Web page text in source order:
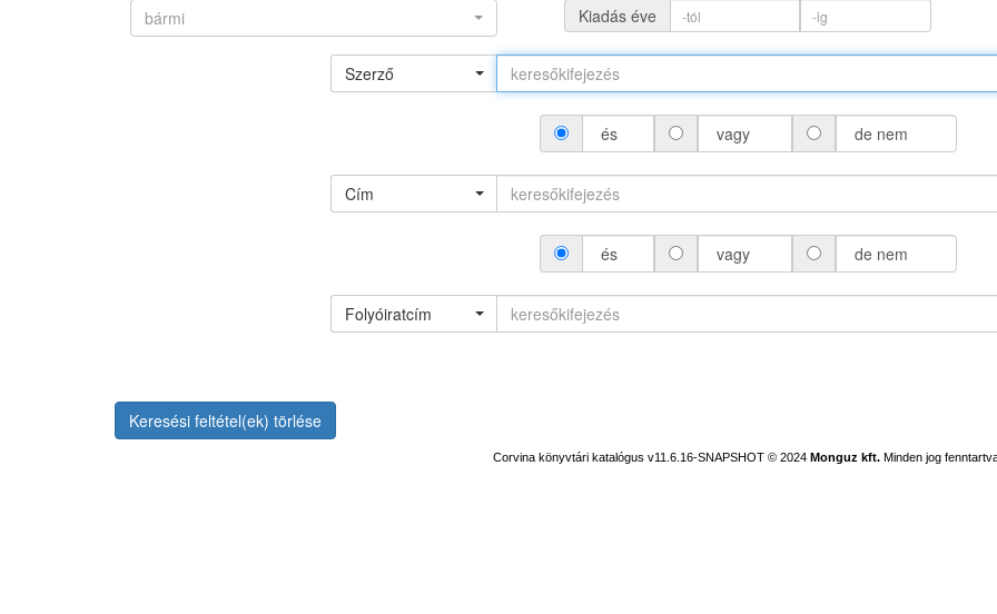
bármi
Kiadás éve
Szerző
és vagy de nem
Cím
és vagy de nem
Folyóiratcím
Keresési feltétel(ek) törlése
Corvina könyvtári katalógus v11.6.16-SNAPSHOT © 2024 Monguz kft. Minden jog